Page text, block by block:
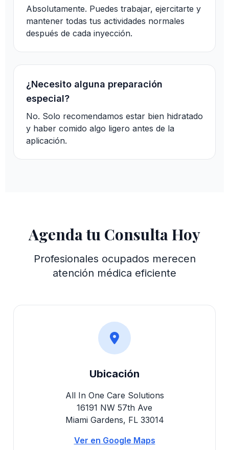
Absolutamente. Puedes trabajar, ejercitarte y
mantener todas tus actividades normales
después de cada inyección.
¿Necesito alguna preparación
especial?
No. Solo recomendamos estar bien hidratado
y haber comido algo ligero antes de la
aplicación.
Agenda tu Consulta Hoy
Profesionales ocupados merecen
atención médica eficiente
Ubicación
All In One Care Solutions
16191 NW 57th Ave
Miami Gardens, FL 33014
Ver en Google Maps